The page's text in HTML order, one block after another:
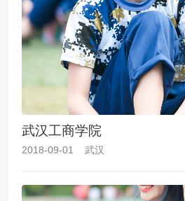
武汉工商学院
2018-09-01 武汉